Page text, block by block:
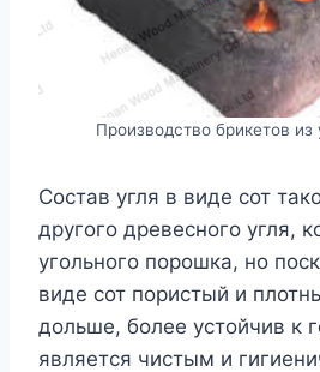
Производство брикетов из
Состав угля в виде сот
другого древесного угля,
угольного порошка, но
виде сот пористый и
дольше, более устойчив к
является чистым и